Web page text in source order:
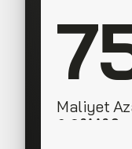
Maliyet
SAAS